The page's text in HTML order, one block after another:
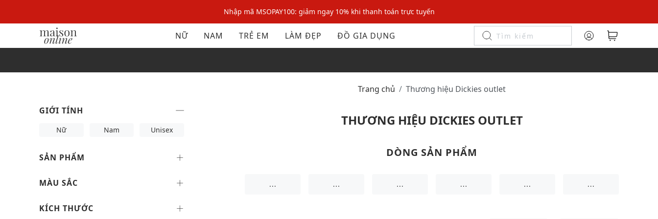
Nhập mã MSOPAY100: giảm ngay 10% khi thanh toán trực tuyến
Nhập mã: MSOXINCHAO - Giảm 10% đơn đầu cho thành viên mới!
Nhập mã MSOPAY100: giảm ngay 10% khi thanh toán trực tuyến
NỮ NAM TRẺ EM LÀM ĐẸP ĐỒ GIA DỤNG
GIỚI TÍNH
Nữ Nam Unisex
SẢN PHẨM
MÀU SẮC
KÍCH THƯỚC
Trang chủ Thương hiệu Dickies outlet
THƯƠNG HIỆU DICKIES OUTLET
DÒNG SẢN PHẨM
... ... ... ... ... ...